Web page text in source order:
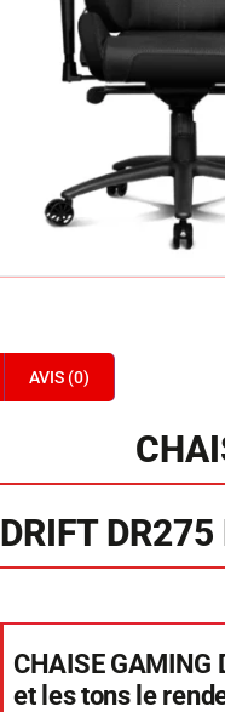
AVIS (0)
DRIFT
CHAISE GAMING
et les tons le